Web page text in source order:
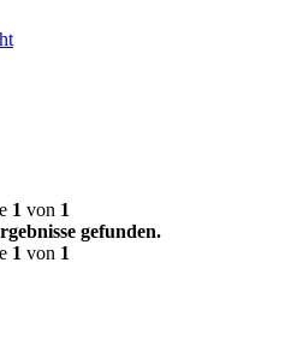
1 von 1
gefunden.
1 von 1